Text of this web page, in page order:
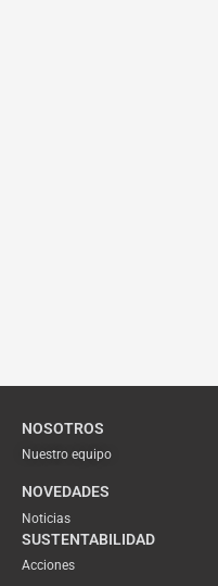
NOSOTROS
Nuestro equipo
NOVEDADES
Noticias
SUSTENTABILIDAD
Acciones